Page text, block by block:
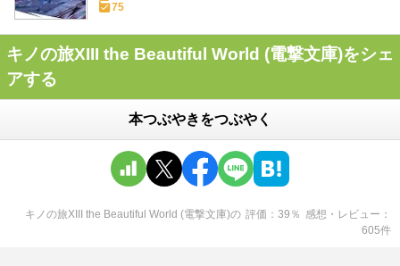
75
キノの旅XIII the Beautiful World (電撃文庫)をシェ
アする
本つぶやきをつぶやく
キノの旅XIII the Beautiful World (電撃文庫)の 評価 39 ％ 感想・レビュー
605件